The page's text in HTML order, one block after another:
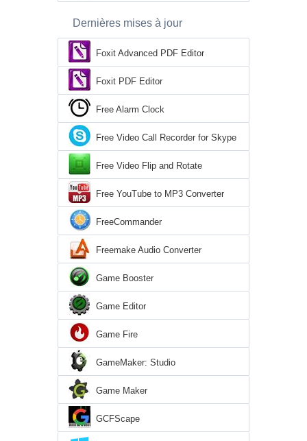
Dernières mises à jour
Foxit Advanced PDF Editor
Foxit PDF Editor
Free Alarm Clock
Free Video Call Recorder for Skype
Free Video Flip and Rotate
Free YouTube to MP3 Converter
FreeCommander
Freemake Audio Converter
Game Booster
Game Editor
Game Fire
GameMaker: Studio
Game Maker
GCFScape